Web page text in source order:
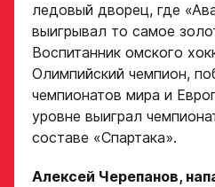
ледовый дворец, где
выигрывал то самое
Воспитанник омского
Олимпийский чемпион,
чемпионатов мира и
уровне выиграл
составе «Спартака».
Алексей Черепанов,